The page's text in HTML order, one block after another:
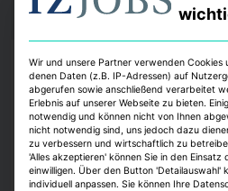
Köpfe
Strategis ernennt Roland
Head of Business
Das Beratungsunternehmen Strategis
Head of Business Development. Er war
Unternehmensberater tätig.
Wir und unsere Partner verwenden Cookies
denen Daten (z.B. IP-Adressen) auf
abgerufen sowie anschließend verarbeitet
Erlebnis auf unserer Webseite zu bieten.
notwendig und können nicht von Ihnen
nicht notwendig sind, uns jedoch dazu
zu verbessern und wirtschaftlich zu
'Alles akzeptieren' können Sie in den
einwilligen. Über den Button 'Detailauswahl'
individuell anpassen. Sie können Ihre